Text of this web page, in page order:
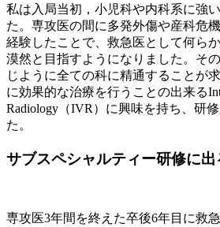
私は入局当初，小児科や内科系に強
た。専攻医の間に多発外傷や産科危
経験したことで、救急医として何ら
漠然と目指すようになりました。そ
じように全ての科に精通することが
に効果的な治療を行うことの出来る
Radiology（IVR）に興味を持ち、研
た。
サブスペシャルティー研修に
専攻医3年間を終えた卒後6年目に救